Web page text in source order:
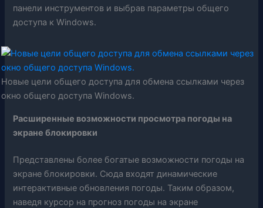
панели инструментов и выбрав параметры общего
доступа к Windows.
Новые цели общего доступа для обмена ссылками через
окно общего доступа Windows.
Расширенные возможности просмотра погоды на
экране блокировки
Представлены более богатые возможности погоды на
экране блокировки. Сюда входят динамические
интерактивные обновления погоды. Таким образом,
наведя курсор на прогноз погоды на экране